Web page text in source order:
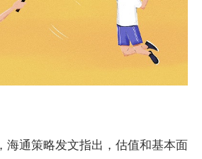
海通策略发文指出，估值和基本面